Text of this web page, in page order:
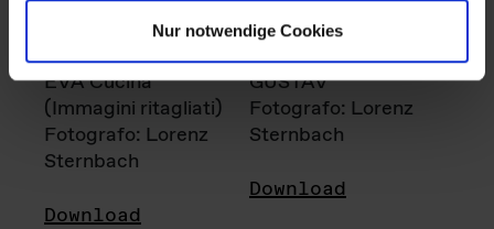
Nur notwendige Cookies
EVA Cucina
(Immagini ritagliati)
Fotografo: Lorenz
Sternbach
Download
GUSTAV
Fotografo: Lorenz
Sternbach
Download